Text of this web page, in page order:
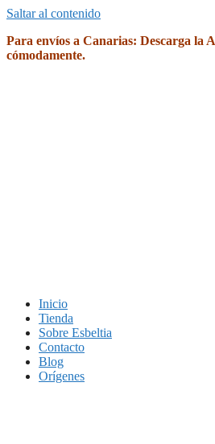
Saltar al contenido
Para envíos a Canarias: Descarga la
cómodamente.
Inicio
Tienda
Sobre Esbeltia
Contacto
Blog
Orígenes